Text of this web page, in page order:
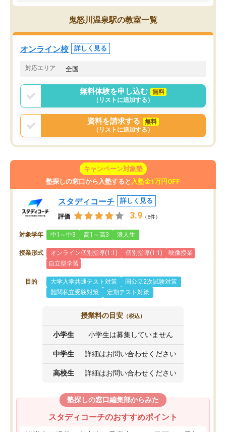
ので、自信をもって受験勉強を進める
ことができました。自分のように勉強
のやり方や進捗管理で苦労している方
には特におすすめしたい塾です。
鬼怒川温泉駅の教室一覧
オンライン校 詳しく見る
対応エリア 全国
無料体験を申し込む
無料
（リストに追加する）
資料を請求する
無料
（リストに追加する）
キャンペーン対象塾
塾探しの窓口から入塾すると 入塾金1万円OFF
スタディコーチ 詳しく見る
評価 3.9 （6件）
対象学年 中1～中3 高1～高3 浪人生
授業形式 オンライン個別指導(1:1) 個別指導(1:1)
映像授業
自立型学習
目的 大学入学共通テスト対策
国公立2次試験対策
難関私立受験対策
定期テスト対策
授業料の目安 （税込）
小学生 小学生は募集していません
中学生 詳細はお問い合わせください
高校生 詳細はお問い合わせください
塾探しの窓口編集部からみた
スタディコーチのおすすめポイント